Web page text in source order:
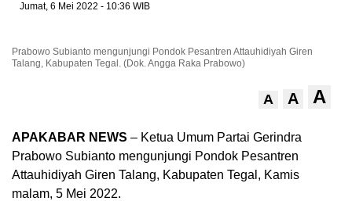
Jumat, 6 Mei 2022 - 10:36 WIB
Prabowo Subianto mengunjungi Pondok Pesantren Attauhidiyah Giren
Talang, Kabupaten Tegal. (Dok. Angga Raka Prabowo)
A A A
APAKABAR NEWS – Ketua Umum Partai Gerindra
Prabowo Subianto mengunjungi Pondok Pesantren
Attauhidiyah Giren Talang, Kabupaten Tegal, Kamis
malam, 5 Mei 2022.